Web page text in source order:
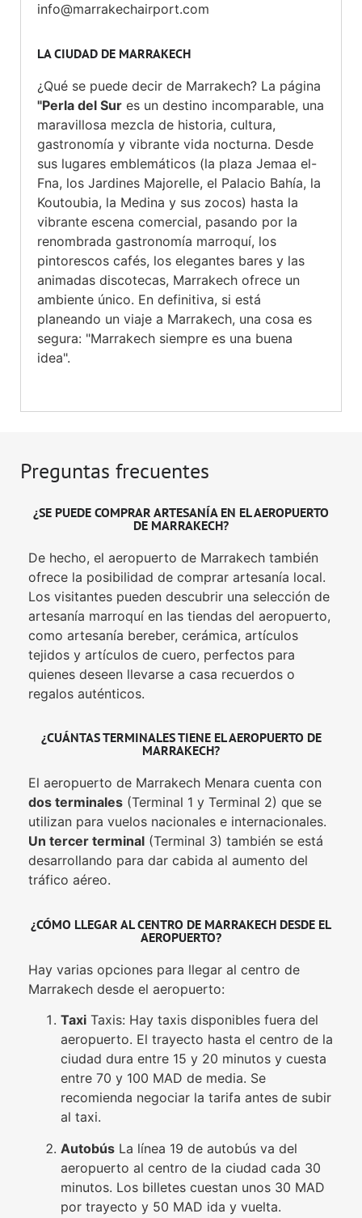
info@marrakechairport.com
LA CIUDAD DE MARRAKECH
¿Qué se puede decir de Marrakech? La página
"Perla del Sur es un destino incomparable, una
maravillosa mezcla de historia, cultura,
gastronomía y vibrante vida nocturna. Desde
sus lugares emblemáticos (la plaza Jemaa el-
Fna, los Jardines Majorelle, el Palacio Bahía, la
Koutoubia, la Medina y sus zocos) hasta la
vibrante escena comercial, pasando por la
renombrada gastronomía marroquí, los
pintorescos cafés, los elegantes bares y las
animadas discotecas, Marrakech ofrece un
ambiente único. En definitiva, si está
planeando un viaje a Marrakech, una cosa es
segura: "Marrakech siempre es una buena
idea".
Preguntas frecuentes
¿SE PUEDE COMPRAR ARTESANÍA EN EL AEROPUERTO
DE MARRAKECH?
De hecho, el aeropuerto de Marrakech también
ofrece la posibilidad de comprar artesanía local.
Los visitantes pueden descubrir una selección de
artesanía marroquí en las tiendas del aeropuerto,
como artesanía bereber, cerámica, artículos
tejidos y artículos de cuero, perfectos para
quienes deseen llevarse a casa recuerdos o
regalos auténticos.
¿CUÁNTAS TERMINALES TIENE EL AEROPUERTO DE
MARRAKECH?
El aeropuerto de Marrakech Menara cuenta con
dos terminales (Terminal 1 y Terminal 2) que se
utilizan para vuelos nacionales e internacionales.
Un tercer terminal (Terminal 3) también se está
desarrollando para dar cabida al aumento del
tráfico aéreo.
¿CÓMO LLEGAR AL CENTRO DE MARRAKECH DESDE EL
AEROPUERTO?
Hay varias opciones para llegar al centro de
Marrakech desde el aeropuerto:
Taxi Taxis: Hay taxis disponibles fuera del
aeropuerto. El trayecto hasta el centro de la
ciudad dura entre 15 y 20 minutos y cuesta
entre 70 y 100 MAD de media. Se
recomienda negociar la tarifa antes de subir
al taxi.
Autobús La línea 19 de autobús va del
aeropuerto al centro de la ciudad cada 30
minutos. Los billetes cuestan unos 30 MAD
por trayecto y 50 MAD ida y vuelta.